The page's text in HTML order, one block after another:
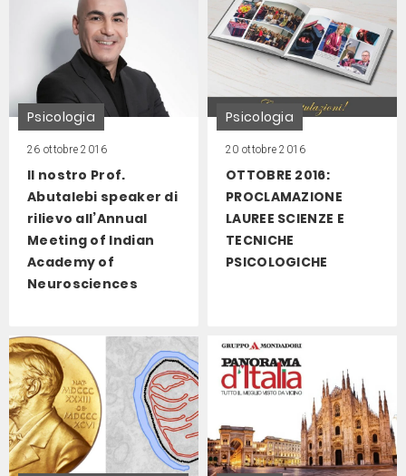
Psicologia
26 ottobre 2016
Il nostro Prof.
Abutalebi speaker di
rilievo all’Annual
Meeting of Indian
Academy of
Neurosciences
Psicologia
20 ottobre 2016
OTTOBRE 2016:
PROCLAMAZIONE
LAUREE SCIENZE E
TECNICHE
PSICOLOGICHE